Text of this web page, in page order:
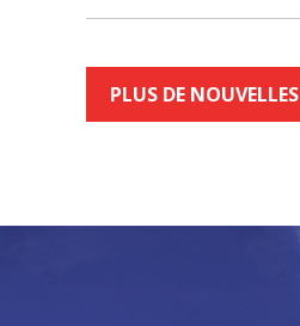
PLUS DE NOUVELLES